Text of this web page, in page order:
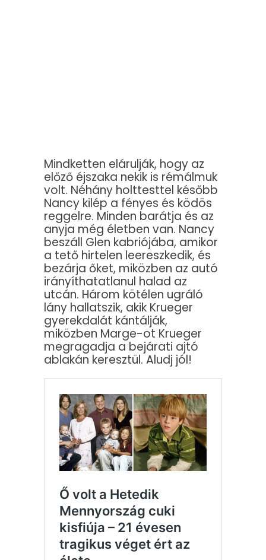
Mindketten elárulják, hogy az
előző éjszaka nekik is rémálmuk
volt. Néhány holttesttel később
Nancy kilép a fényes és ködös
reggelre. Minden barátja és az
anyja még életben van. Nancy
beszáll Glen kabriójába, amikor
a tető hirtelen leereszkedik, és
bezárja őket, miközben az autó
irányíthatatlanul halad az
utcán. Három kötélen ugráló
lány hallatszik, akik Krueger
gyerekdalát kántálják,
miközben Marge-ot Krueger
megragadja a bejárati ajtó
ablakán keresztül. Aludj jól!